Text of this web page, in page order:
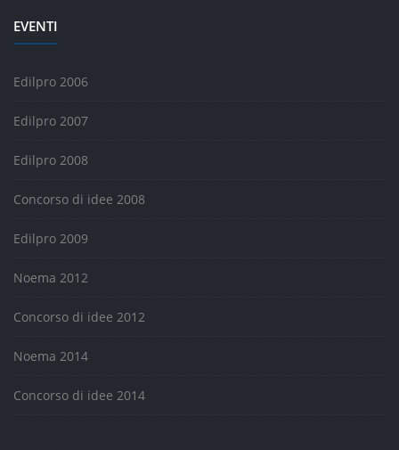
EVENTI
Edilpro 2006
Edilpro 2007
Edilpro 2008
Concorso di idee 2008
Edilpro 2009
Noema 2012
Concorso di idee 2012
Noema 2014
Concorso di idee 2014